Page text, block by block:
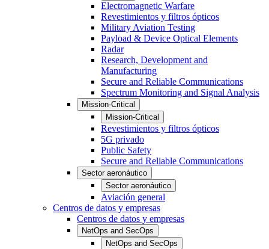
Electromagnetic Warfare
Revestimientos y filtros ópticos
Military Aviation Testing
Payload & Device Optical Elements
Radar
Research, Development and
Manufacturing
Secure and Reliable Communications
Spectrum Monitoring and Signal Analysis
Mission-Critical
Mission-Critical
Revestimientos y filtros ópticos
5G privado
Public Safety
Secure and Reliable Communications
Sector aeronáutico
Sector aeronáutico
Aviación general
Centros de datos y empresas
Centros de datos y empresas
NetOps and SecOps
NetOps and SecOps